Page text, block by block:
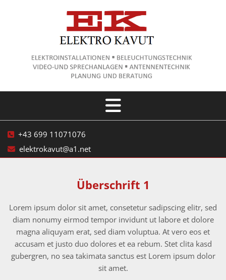
 +43 699 11071076
 elektrokavut@a1.net
Überschrift 1
Lorem ipsum dolor sit amet, consetetur sadipscing elitr, sed
diam nonumy eirmod tempor invidunt ut labore et dolore
magna aliquyam erat, sed diam voluptua. At vero eos et
accusam et justo duo dolores et ea rebum. Stet clita kasd
gubergren, no sea takimata sanctus est Lorem ipsum dolor
sit amet.